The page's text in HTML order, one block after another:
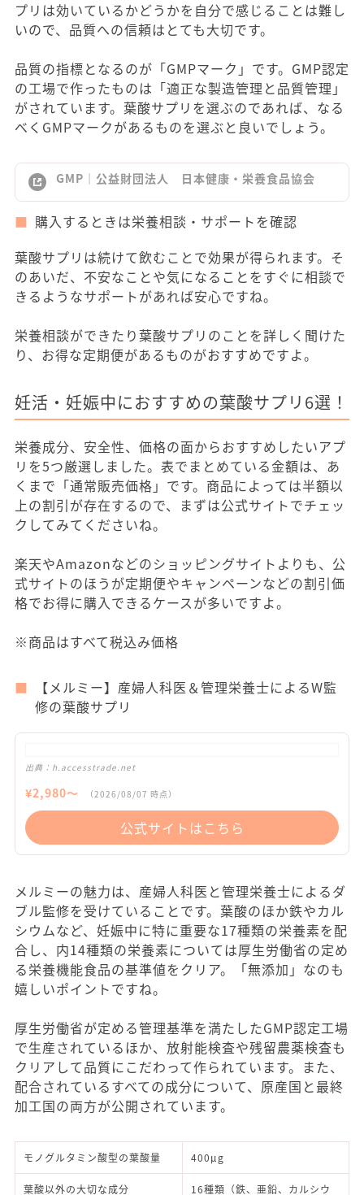
プリは効いているかどうかを自分で感じることは難し
いので、品質への信頼はとても大切です。
品質の指標となるのが「GMPマーク」です。GMP認定
の工場で作ったものは「適正な製造管理と品質管理」
がされています。葉酸サプリを選ぶのであれば、なる
べくGMPマークがあるものを選ぶと良いでしょう。
GMP｜公益財団法人 日本健康・栄養食品協会
購入するときは栄養相談・サポートを確認
葉酸サプリは続けて飲むことで効果が得られます。そ
のあいだ、不安なことや気になることをすぐに相談で
きるようなサポートがあれば安心ですね。
栄養相談ができたり葉酸サプリのことを詳しく聞けた
り、お得な定期便があるものがおすすめですよ。
妊活・妊娠中におすすめの葉酸サプリ6選！
栄養成分、安全性、価格の面からおすすめしたいアプ
リを5つ厳選しました。表でまとめている金額は、あ
くまで「通常販売価格」です。商品によっては半額以
上の割引が存在するので、まずは公式サイトでチェッ
クしてみてくださいね。
楽天やAmazonなどのショッピングサイトよりも、公
式サイトのほうが定期便やキャンペーンなどの割引価
格でお得に購入できるケースが多いですよ。
※商品はすべて税込み価格
【メルミー】産婦人科医＆管理栄養士によるW監
修の葉酸サプリ
出典： h.accesstrade.net
公式サイトはこちら
メルミーの魅力は、産婦人科医と管理栄養士によるダ
シウムなど、妊娠中に特に重要な17種類の栄養素を配
合し、内14種類の栄養素については厚生労働省の定め
る栄養機能食品の基準値をクリア。「無添加」なのも